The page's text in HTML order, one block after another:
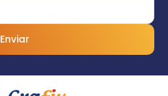
Enviar